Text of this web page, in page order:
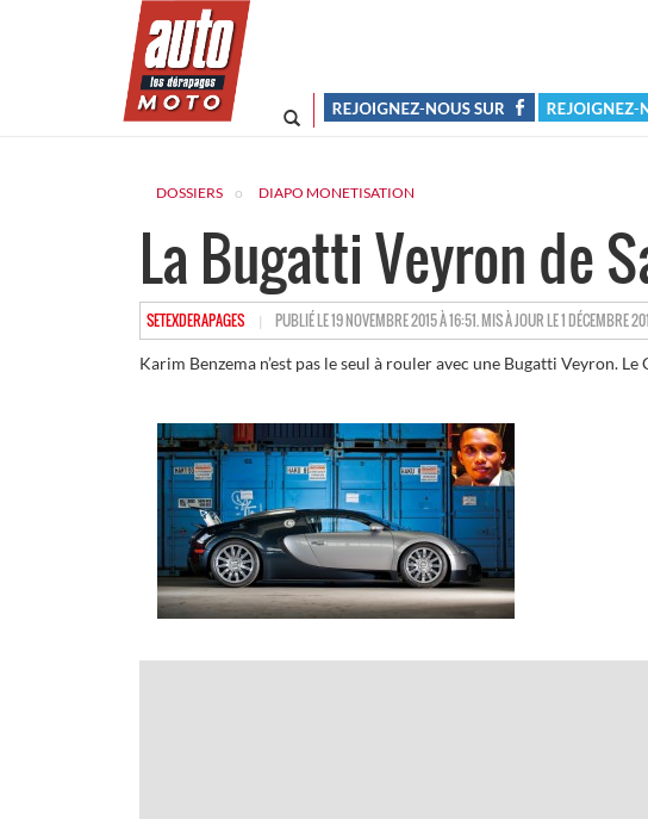
DOSSIERS DIAPO MONETISATION
La Bugatti Veyron de
SETEXDERAPAGES HTTPS://WWW.LESDERAPAGES.COM/AUTHOR/SETEXDERAPAGES
PUBLIÉ LE 19 NOVEMBRE 2015 À 16:51. MIS À JOUR LE 1 DÉCEMBRE
Karim Benzema n’est pas le seul à rouler avec une Bugatti Veyron.